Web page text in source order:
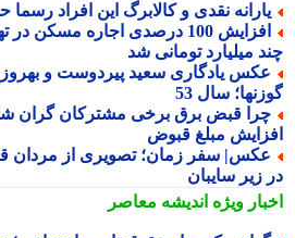
نقدی و کالابرگ این افراد رسما
افزایش 100 درصدی اجاره مسکن در
میلیارد تومانی شد
یادگاری سعید پیردوست و بهروز
سال 53
قبض برق برخی مشترکان گران شد؟
مبلغ قبوض
سفر زمان؛ تصویری از مردان
زیر سایبان
ویژهاندیشه معاصر